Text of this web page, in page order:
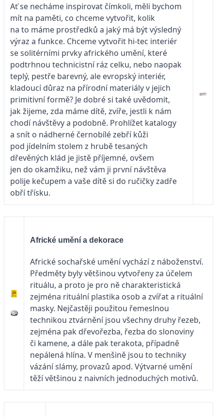
Ať se necháme inspirovat čímkoli, měli bychom
mít na paměti, co chceme vytvořit, kolik
na to máme prostředků a jaký má být výsledný
výraz a funkce. Chceme vytvořit hi-tec interiér
se solitérními prvky afrického umění, které
podtrhnou technicistní ráz celku, nebo naopak
teplý, pestře barevný, ale evropský interiér,
kladoucí důraz na přírodní materiály v jejich
primitivní formě? Je dobré si také uvědomit,
jak žijeme, zda máme dítě, zvíře, jestli k nám
chodí návštěvy a podobně. Prohlížet katalogy
a snít o nádherné černobílé zebří kůži
pod jídelním stolem z hrubě tesaných
dřevěných klád je jistě příjemné, ovšem
jen do okamžiku, než vám ji první návštěva
polije kečupem a vaše dítě si do ručičky zadře
obří třísku.
Africké umění a dekorace
Africké sochařské umění vychází z náboženství.
Předměty byly většinou vytvořeny za účelem
rituálu, a proto je pro ně charakteristická
zejména rituální plastika osob a zvířat a rituální
masky. Nejčastěji použitou řemeslnou
technikou ztvárnění jsou všechny druhy řezeb,
zejména pak dřevořezba, řezba do slonoviny
či kamene, a dále pak terakota, případně
nepálená hlína. V menšině jsou to techniky
vázání slámy, provazů apod. Výtvarné umění
těží většinou z naivních jednoduchých motivů.